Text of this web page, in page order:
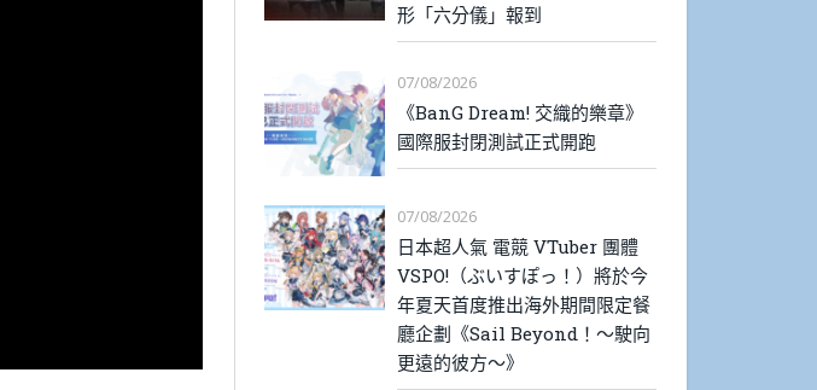
形「六分儀」報到
07/08/2026
《BanG Dream! 交織的樂章》
國際服封閉測試正式開跑
07/08/2026
日本超人氣 電競 VTuber 團體
VSPO!（ぶいすぽっ！）將於今
年夏天首度推出海外期間限定餐
廳企劃《Sail Beyond！～駛向
更遠的彼方～》